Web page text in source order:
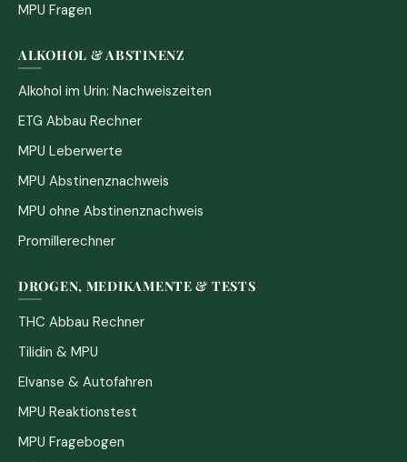
MPU Fragen
ALKOHOL & ABSTINENZ
Alkohol im Urin: Nachweiszeiten
ETG Abbau Rechner
MPU Leberwerte
MPU Abstinenznachweis
MPU ohne Abstinenznachweis
Promillerechner
DROGEN, MEDIKAMENTE & TESTS
THC Abbau Rechner
Tilidin & MPU
Elvanse & Autofahren
MPU Reaktionstest
MPU Fragebogen